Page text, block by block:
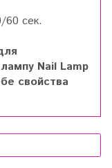
60 сек.
Nail Lamp
свойства